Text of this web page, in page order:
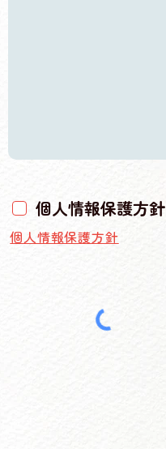
個人情報保護方
個人情報保護方針